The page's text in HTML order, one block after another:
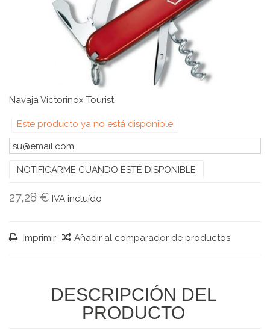
Navaja Victorinox Tourist.
Este producto ya no está disponible
NOTIFICARME CUANDO ESTÉ DISPONIBLE
27,28 € IVA incluído
Imprimir Añadir al comparador de productos
DESCRIPCIÓN DEL
PRODUCTO